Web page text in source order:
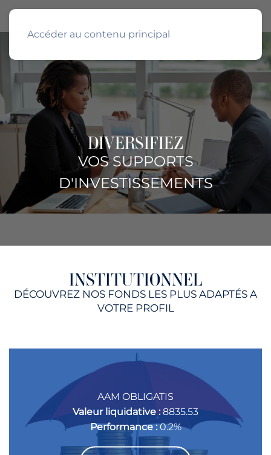
Accéder au contenu principal
DIVERSIFIEZ
VOS SUPPORTS
D'INVESTISSEMENTS
INSTITUTIONNEL
DÉCOUVREZ NOS FONDS LES PLUS ADAPTÉS A
VOTRE PROFIL
AAM OBLIGATIS
Valeur liquidative : 8835.53
Performance : 0.2%